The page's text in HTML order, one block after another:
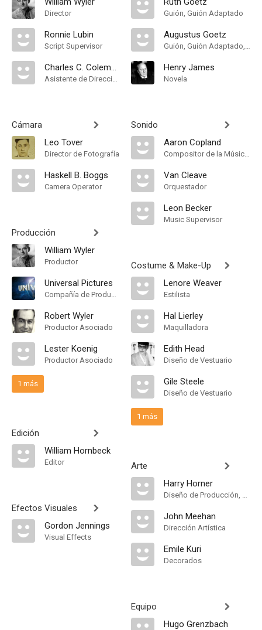
Director
Ronnie Lubin
Script Supervisor
Charles C. Coleman
Asistente de Dirección
Cámara
Leo Tover
Director de Fotografía
Haskell B. Boggs
Camera Operator
Producción
William Wyler
Productor
Universal Pictures
Compañía de Produccion
Robert Wyler
Productor Asociado
Lester Koenig
Productor Asociado
1 más
Edición
William Hornbeck
Editor
Efectos Visuales
Gordon Jennings
Visual Effects
Guión, Guión Adaptado
Augustus Goetz
Guión, Guión Adaptado, Theatre Play
Henry James
Novela
Sonido
Aaron Copland
Compositor de la Música Original
Van Cleave
Orquestador
Leon Becker
Music Supervisor
Costume & Make-Up
Lenore Weaver
Estilista
Hal Lierley
Maquilladora
Edith Head
Diseño de Vestuario
Gile Steele
Diseño de Vestuario
1 más
Arte
Harry Horner
Diseño de Producción, Dirección Artística
John Meehan
Dirección Artística
Emile Kuri
Decorados
Equipo
Hugo Grenzbach